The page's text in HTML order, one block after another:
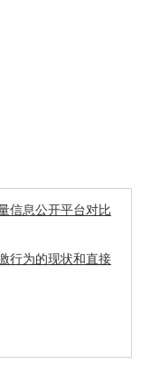
信息公开平台对比
行为的现状和直接